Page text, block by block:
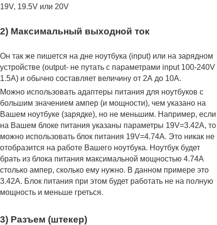
19V, 19.5V или 20V
2) Максимальный выходной ток
Он так же пишется на дне ноутбука (input) или на зарядном
устройстве (output- не путать с параметрами input 100-240V
1.5A) и обычно составляет величину от 2А до 10A.
Можно использовать адаптеры питания для ноутбуков с
большим значением ампер (и мощности), чем указано на
Вашем ноутбуке (зарядке), но не меньшим. Например, если
на Вашем блоке питания указаны параметры 19V=3.42A, то
можно использовать блок питания 19V=4.74A. Это никак не
отобразится на работе Вашего ноутбука. Ноутбук будет
брать из блока питания максимальной мощностью 4.74А
столько ампер, сколько ему нужно. В данном примере это
3.42А. Блок питания при этом будет работать не на полную
мощность и меньше греться.
3) Разъем (штекер)